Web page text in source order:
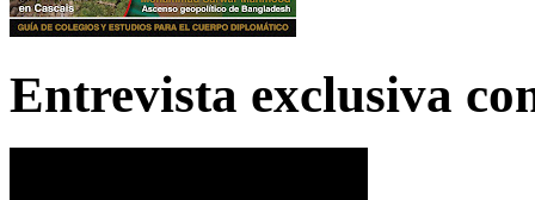
Entrevista exclusiva